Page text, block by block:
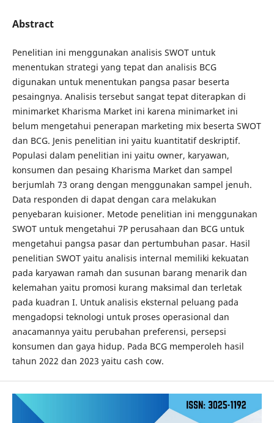
Abstract
Penelitian ini menggunakan analisis SWOT untuk
menentukan strategi yang tepat dan analisis BCG
digunakan untuk menentukan pangsa pasar beserta
pesaingnya. Analisis tersebut sangat tepat diterapkan di
minimarket Kharisma Market ini karena minimarket ini
belum mengetahui penerapan marketing mix beserta SWOT
dan BCG. Jenis penelitian ini yaitu kuantitatif deskriptif.
Populasi dalam penelitian ini yaitu owner, karyawan,
konsumen dan pesaing Kharisma Market dan sampel
berjumlah 73 orang dengan menggunakan sampel jenuh.
Data responden di dapat dengan cara melakukan
penyebaran kuisioner. Metode penelitian ini menggunakan
SWOT untuk mengetahui 7P perusahaan dan BCG untuk
mengetahui pangsa pasar dan pertumbuhan pasar. Hasil
penelitian SWOT yaitu analisis internal memiliki kekuatan
pada karyawan ramah dan susunan barang menarik dan
kelemahan yaitu promosi kurang maksimal dan terletak
pada kuadran I. Untuk analisis eksternal peluang pada
mengadopsi teknologi untuk proses operasional dan
anacamannya yaitu perubahan preferensi, persepsi
konsumen dan gaya hidup. Pada BCG memperoleh hasil
tahun 2022 dan 2023 yaitu cash cow.